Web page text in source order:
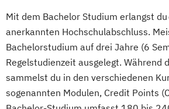
Management - Vertiefung
Management
Verwaltungs-Betriebswirt:in
Verwaltungs-Ökonom:in (VWA)
Mit dem Bachelor Studium erlangst
anerkannten Hochschulabschluss.
Bachelorstudium auf drei Jahre (6
Regelstudienzeit ausgelegt. Während
sammelst du in den verschiedenen
sogenannten Modulen, Credit Points